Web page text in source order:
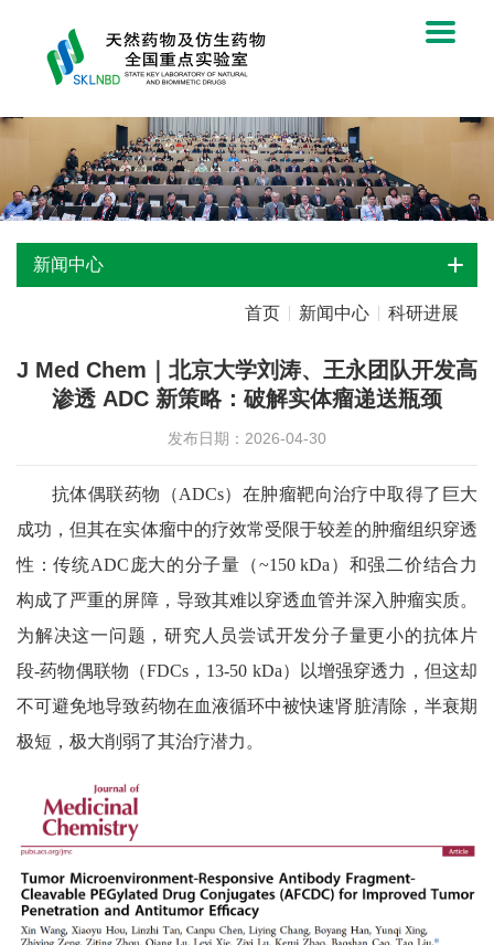
新闻中心
首页 新闻中心 科研进展
J Med Chem｜北京大学刘涛、王永团队开发高
渗透 ADC 新策略：破解实体瘤递送瓶颈
发布日期：2026-04-30
抗体偶联药物（ADCs）在肿瘤靶向治疗中取得了巨大
成功，但其在实体瘤中的疗效常受限于较差的肿瘤组织穿透
性：传统ADC 庞大的分子量（~150 kDa ）和强二价结合力
构成了严重的屏障，导致其难以穿透血管并深入肿瘤实质。
为解决这一问题，研究人员尝试开发分子量更小的抗体片
段-药物偶联物（FDCs ， 13-50 kDa）以增强穿透力，但这却
不可避免地导致药物在血液循环中被快速肾脏清除，半衰期
极短，极大削弱了其治疗潜力。